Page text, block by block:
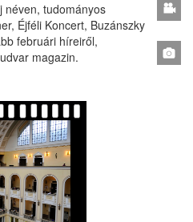
néven, tudományos
Éjféli Koncert, Buzánszky
februári híreiről,
magazin.